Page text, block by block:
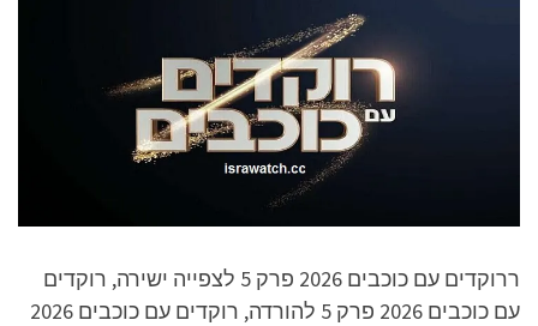
ררוקדים עם כוכבים 2026 פרק 5 לצפייה ישירה, רוקדים
עם כוכבים 2026 פרק 5 להורדה, רוקדים עם כוכבים 2026